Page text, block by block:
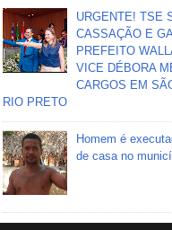
URGENTE! TSE
CASSAÇÃO E
PREFEITO
VICE DÉBORA
CARGOS EM
RIO PRETO
Homem é
de casa no